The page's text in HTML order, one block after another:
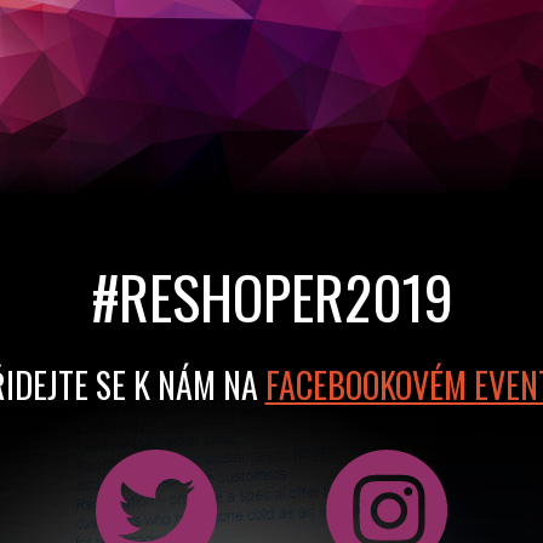
#RESHOPER2019
SE K NÁM NA FACEBOOKOVÉM